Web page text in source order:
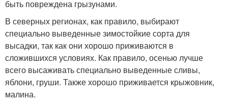
быть повреждена грызунами.
В северных регионах, как правило, выбирают
специально выведенные зимостойкие сорта для
высадки, так как они хорошо приживаются в
сложившихся условиях. Как правило, осенью лучше
всего высаживать специально выведенные сливы,
яблони, груши. Также хорошо приживается крыжовник,
малина.